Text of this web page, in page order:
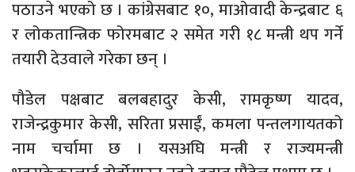
पठाउने भएको छ । कांग्रेसबाट १०, माओवादी केन्द्रबाट ६
र लोकतान्त्रिक फोरमबाट २ समेत गरी १८ मन्त्री थप गर्ने
तयारी देउवाले गरेका छन् ।
पौडेल पक्षबाट बलबहादुर केसी, रामकृष्ण यादव,
राजेन्द्रकुमार केसी, सरिता प्रसाईं, कमला पन्तलगायतको
नाम चर्चामा छ । यसअघि मन्त्री र राज्यमन्त्री